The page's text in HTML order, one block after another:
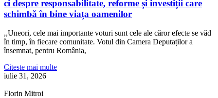
ci despre responsabilitate, reforme și investiții care
schimbă în bine viața oamenilor
,,Uneori, cele mai importante voturi sunt cele ale căror efecte se văd
în timp, în fiecare comunitate. Votul din Camera Deputaților a
însemnat, pentru România,
Citeste mai multe
iulie 31, 2026
Florin Mitroi